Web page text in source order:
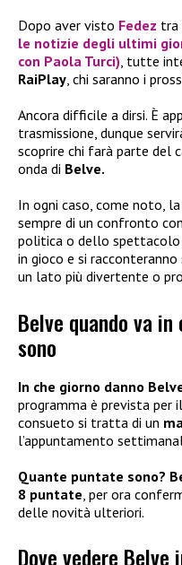
Dopo aver visto Fedez tra
le notizie degli ultimi
con Paola Turci), tutte
RaiPlay, chi saranno i
Ancora difficile a dirsi. È
trasmissione, dunque
scoprire chi farà parte del
onda di Belve.
In ogni caso, come noto,
sempre di un confronto
politica o dello
in gioco e si
un lato più divertente o
Belve quando va
sono
In che giorno danno
programma è prevista per il
consueto si tratta di un
l’appuntamento
Quante puntate sono?
8 puntate , per ora
delle novità ulteriori.
Dove vedere